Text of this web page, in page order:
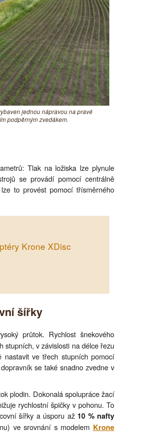
jednou nápravou na pravé
podpěrným zvedákem.
Tlak na ložiska lze plynule
se provádí pomocí centrálně
to provést pomocí třísměrného
Krone XDisc
šířky
průtok. Rychlost šnekového
stupních, v závislosti na délce řezu
nastavit ve třech stupních pomocí
se také snadno zvedne v
plodin. Dokonalá spolupráce žací
rychlostní špičky v pohonu. To
šířky a úsporu až 10 % nafty
ve srovnání s modelem Krone